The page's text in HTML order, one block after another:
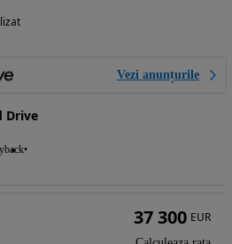
Vezi anunțurile
Drive
37 300 EUR